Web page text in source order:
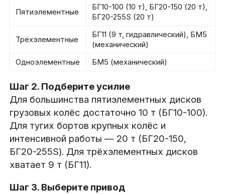
Пятиэлементные
БГ10-100 (10 т), БГ20-150 (20 т),
БГ20-255S (20 т)
Трёхэлементные
БГ11 (9 т, гидравлический), БМ5
(механический)
Одноэлементные
БМ5 (механический)
Шаг 2. Подберите усилие
Для большинства пятиэлементных дисков
грузовых колёс достаточно 10 т (БГ10-100).
Для тугих бортов крупных колёс и
интенсивной работы — 20 т (БГ20-150,
БГ20-255S). Для трёхэлементных дисков
хватает 9 т (БГ11).
Шаг 3. Выберите привод